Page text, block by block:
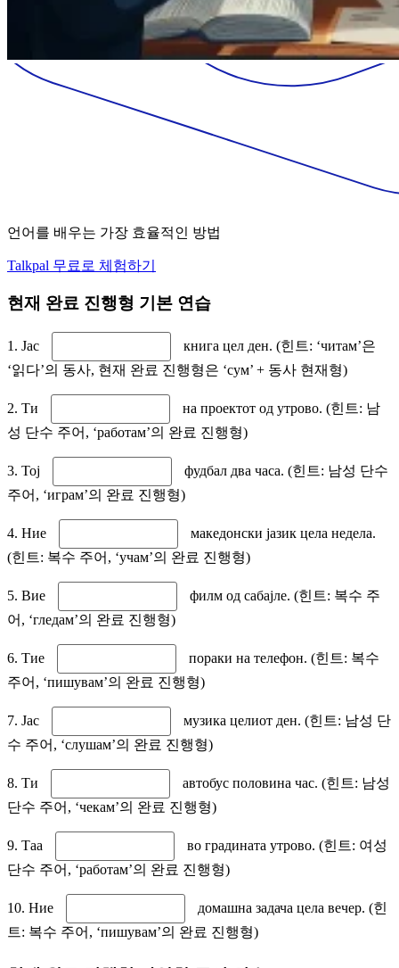
언어를 배우는 가장 효율적인 방법
Talkpal 무료로 체험하기
현재 완료 진행형 기본 연습
1. Јас
книга цел ден. (힌트: ‘читам’은
‘읽다’의 동사, 현재 완료 진행형은 ‘сум’ + 동사 현재형)
2. Ти
на проектот од утрово. (힌트: 남
성 단수 주어, ‘работам’의 완료 진행형)
3. Тој
фудбал два часа. (힌트: 남성 단수
주어, ‘играм’의 완료 진행형)
4. Ние
македонски јазик цела недела.
(힌트: 복수 주어, ‘учам’의 완료 진행형)
5. Вие
филм од сабајле. (힌트: 복수 주
어, ‘гледам’의 완료 진행형)
6. Тие
пораки на телефон. (힌트: 복수
주어, ‘пишувам’의 완료 진행형)
7. Јас
музика целиот ден. (힌트: 남성 단
수 주어, ‘слушам’의 완료 진행형)
8. Ти
автобус половина час. (힌트: 남성
단수 주어, ‘чекам’의 완료 진행형)
9. Таа
во градината утрово. (힌트: 여성
단수 주어, ‘работам’의 완료 진행형)
10. Ние
домашна задача цела вечер. (힌
트: 복수 주어, ‘пишувам’의 완료 진행형)